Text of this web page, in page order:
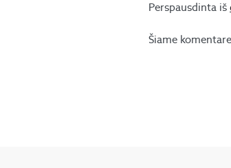
Perspausdinta iš
Šiame